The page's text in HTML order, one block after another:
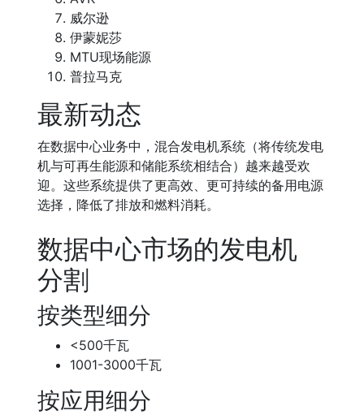
威尔逊
伊蒙妮莎
MTU现场能源
普拉马克
最新动态
在数据中心业务中，混合发电机系统（将传统发电
机与可再生能源和储能系统相结合）越来越受欢
迎。这些系统提供了更高效、更可持续的备用电源
选择，降低了排放和燃料消耗。
数据中心市场的发电机
分割
按类型细分
<500千瓦
1001-3000千瓦
按应用细分